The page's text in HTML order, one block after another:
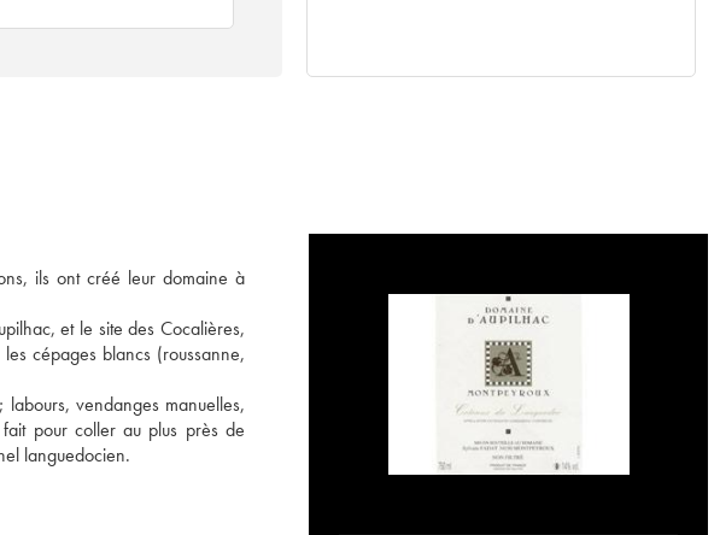
ils ont créé leur domaine à
et le site des Cocalières,
cépages blancs (roussanne,
vendanges manuelles,
pour coller au plus près de
languedocien.